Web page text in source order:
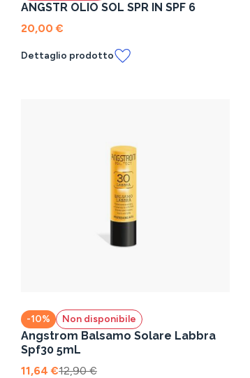
ANGSTR OLIO SOL SPR IN SPF 6
20,00 €
Dettaglio prodotto
-10% Non disponibile
Angstrom Balsamo Solare Labbra
Spf30 5mL
11,64 €12,90 €